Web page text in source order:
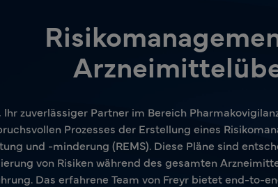
Ihr zuverlässiger Partner im Bereich
Prozesses der Erstellung eines
und -minderung (REMS). Diese Pläne sind
von Risiken während des gesamten
Das erfahrene Team von Freyr bietet end-to-